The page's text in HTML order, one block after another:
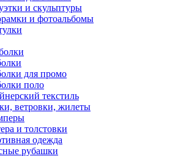
и скульптуры
и фотоальбомы
для промо
поло
текстиль
ветровки, жилеты
и толстовки
одежда
рубашки